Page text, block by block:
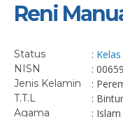
Reni
Status :
NISN :
Jenis Kelamin :
T.T.L :
Agama : Islam